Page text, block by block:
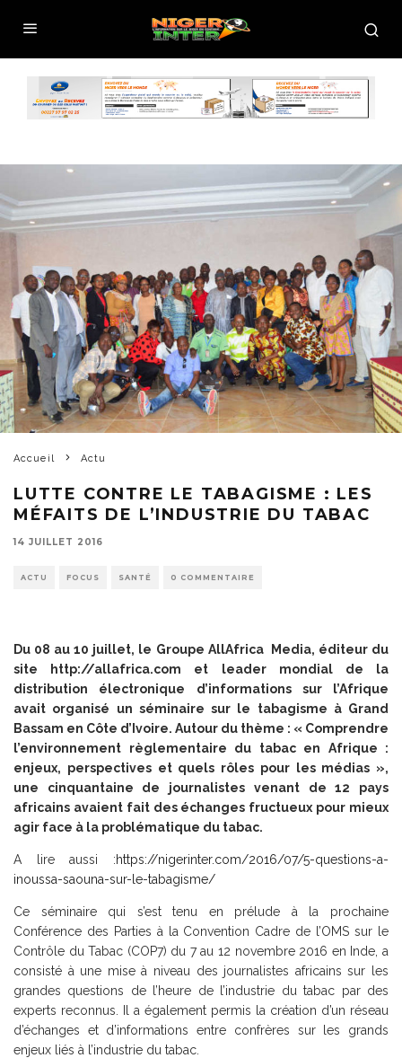
Accueil Actu
LUTTE CONTRE LE TABAGISME : LES
MÉFAITS DE L’INDUSTRIE DU TABAC
14 JUILLET 2016
ACTU FOCUS SANTÉ 0 COMMENTAIRE
Du 08 au 10 juillet, le Groupe AllAfrica Media, éditeur du
site http://allafrica.com et leader mondial de la
distribution électronique d’informations sur l’Afrique
avait organisé un séminaire sur le tabagisme à Grand
Bassam en Côte d’Ivoire. Autour du thème : « Comprendre
l’environnement règlementaire du tabac en Afrique :
enjeux, perspectives et quels rôles pour les médias »,
une cinquantaine de journalistes venant de 12 pays
africains avaient fait des échanges fructueux pour mieux
agir face à la problématique du tabac.
A lire aussi :https://nigerinter.com/2016/07/5-questions-a-
inoussa-saouna-sur-le-tabagisme/
Ce séminaire qui s’est tenu en prélude à la prochaine
Conférence des Parties à la Convention Cadre de l’OMS sur le
Contrôle du Tabac (COP7) du 7 au 12 novembre 2016 en Inde, a
consisté à une mise à niveau des journalistes africains sur les
grandes questions de l’heure de l’industrie du tabac par des
experts reconnus. Il a également permis la création d’un réseau
d’échanges et d’informations entre confrères sur les grands
enjeux liés à l’industrie du tabac.